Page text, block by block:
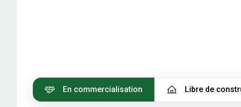
En commercialisation Libre de